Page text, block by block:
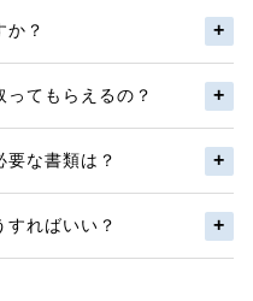
か？
てもらえるの？
要な書類は？
すればいい？